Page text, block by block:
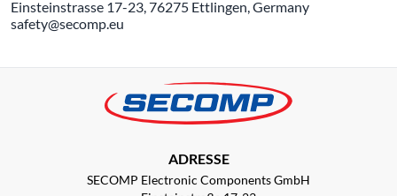
Einsteinstrasse 17-23, 76275 Ettlingen, Germany
safety@secomp.eu
ADRESSE
SECOMP Electronic Components GmbH